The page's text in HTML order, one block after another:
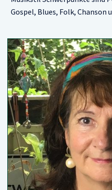
Gospel, Blues, Folk, Chanson